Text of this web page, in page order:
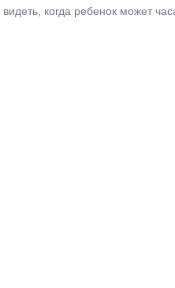
когда ребенок может